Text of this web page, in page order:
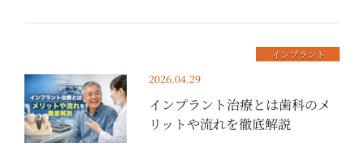
2026.04.29
インプラント治療とは歯科のメ
リットや流れを徹底解説
インプラント